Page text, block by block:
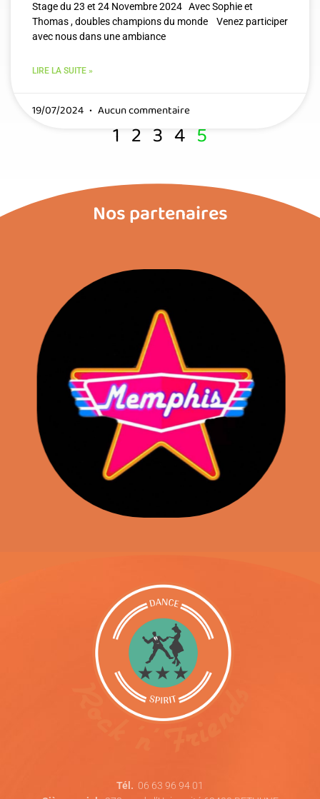
Stage du 23 et 24 Novembre 2024 Avec Sophie et
Thomas , doubles champions du monde Venez participer
avec nous dans une ambiance
LIRE LA SUITE »
19/07/2024 Aucun commentaire
1 2 3 4 5
Nos partenaires
Tél. 06 63 96 94 01